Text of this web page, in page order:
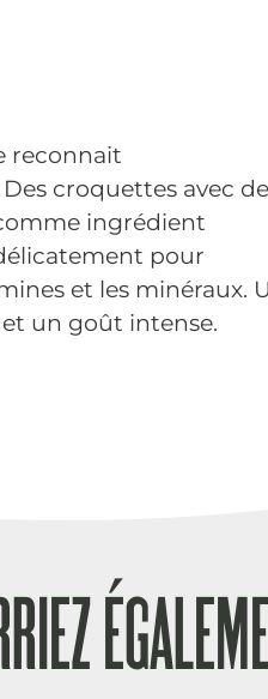
reconnait
croquettes avec
ingrédient
pour
et les minéraux.
un goût intense.